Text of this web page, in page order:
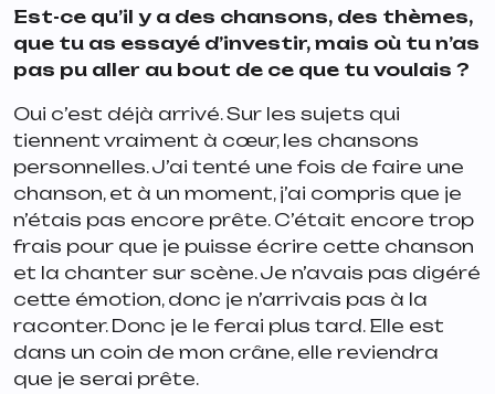
Est-ce qu’il y a des chansons, des thèmes,
que tu as essayé d’investir, mais où tu n’as
pas pu aller au bout de ce que tu voulais ?
Oui c’est déjà arrivé. Sur les sujets qui
tiennent vraiment à cœur, les chansons
personnelles. J’ai tenté une fois de faire une
chanson, et à un moment, j’ai compris que je
n’étais pas encore prête. C’était encore trop
frais pour que je puisse écrire cette chanson
et la chanter sur scène. Je n’avais pas digéré
cette émotion, donc je n’arrivais pas à la
raconter. Donc je le ferai plus tard. Elle est
dans un coin de mon crâne, elle reviendra
que je serai prête.